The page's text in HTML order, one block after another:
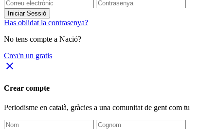
Iniciar Sessió
Has oblidat la contrasenya?
No tens compte a Nació?
Crea'n un gratis
close
Crear compte
Periodisme en català, gràcies a una comunitat de gent com tu